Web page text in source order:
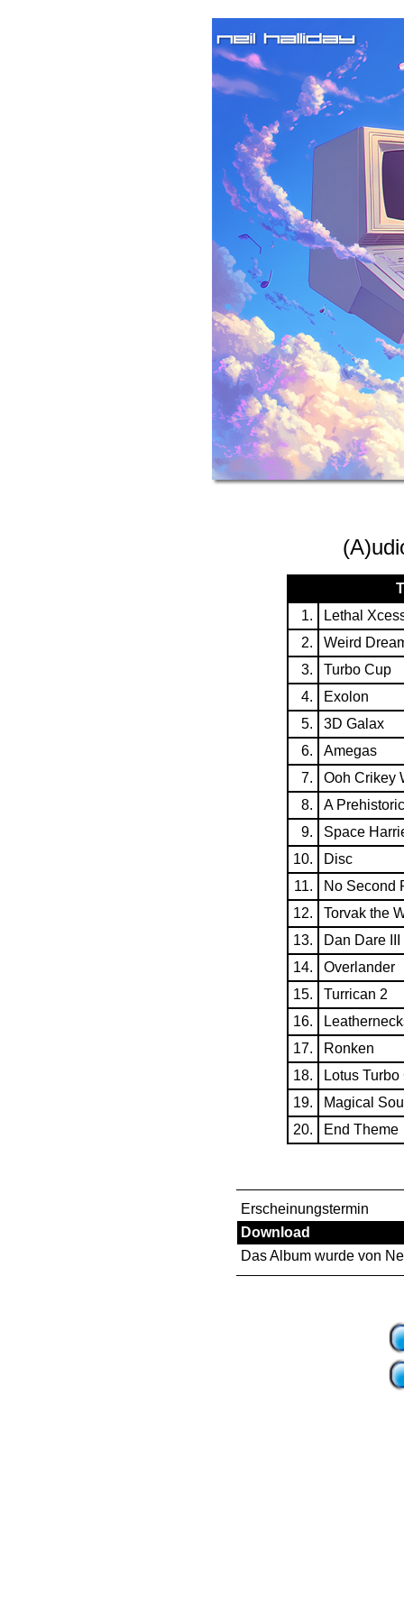
1.
Lethal
2.
Weird
3.
Turbo Cup
4.
Exolon
5.
3D Galax
6.
Amegas
7.
Ooh Crikey
8.
A
9.
Space
10.
Disc
11.
No Second
12.
Torvak the
13.
Dan Dare III
14.
Overlander
15.
Turrican 2
16.
17.
Ronken
18.
Lotus
19.
Magical
20.
End Theme
Erscheinungstermin
Download
Das Album wurde von